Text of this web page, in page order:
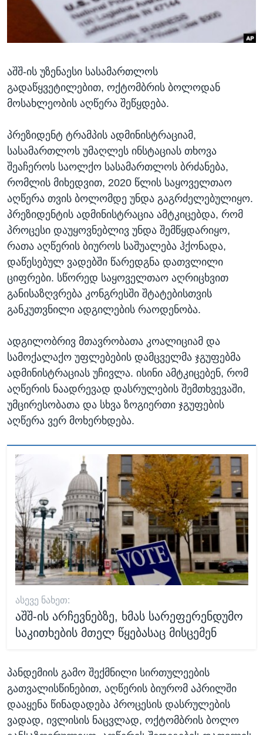
ᲡᲢᲣᲓᲘᲐ ᲕᲐᲨᲘᲜᲒᲢᲝᲜᲘ
ᲔᲙᲝᲜᲝᲛᲘᲙᲐ
ᲯᲐᲜᲛᲠᲗᲔᲚᲝᲑᲐ
ᲘᲜᲢᲔᲠᲕᲘᲣ
ᲙᲣᲚᲢᲣᲠᲐ
ᲓᲔᲖᲘᲜᲤᲝᲠᲛᲐᲪᲘᲐ
Learning English
ენები
აშშ-ის უზენაესი სასამართლოს
გადაწყვეტილებით, ოქტომბრის ბოლოდან
მოსახლეობის აღწერა შეწყდება.
პრეზიდენტ ტრამპის ადმინისტრაციამ,
სასამართლოს უმაღლეს ინსტაციას თხოვა
შეაჩეროს საოლქო სასამართლოს ბრძანება,
რომლის მიხედვით, 2020 წლის საყოველთაო
აღწერა თვის ბოლომდე უნდა გაგრძელებულიყო.
პრეზიდენტის ადმინისტრაცია ამტკიცებდა, რომ
პროცესი დაუყოვნებლივ უნდა შემწყდარიყო,
რათა აღწერის ბიუროს საშუალება ჰქონადა,
დაწესებულ ვადებში წარედგნა დათვლილი
ციფრები. სწორედ საყოველთაო აღრიცხვით
განისაზღვრება კონგრესში შტატებისთვის
განკუთვნილი ადგილების რაოდენობა.
ადგილობრივ მთავრობათა კოალიციამ და
სამოქალაქო უფლებების დამცველმა ჯგუფებმა
ადმინისტრაციას უჩივლა. ისინი ამტკიცებენ, რომ
აღწერის ნაადრევად დასრულების შემთხვევაში,
უმცირესობათა და სხვა ზოგიერთი ჯგუფების
აღწერა ვერ მოხერხდება.
ᲐᲡᲔᲕᲔ ᲜᲐᲮᲔᲗ:
აშშ-ის არჩევნებზე, ხმას სარეფერენდუმო
საკითხების მთელ წყებასაც მისცემენ
პანდემიის გამო შექმნილი სირთულეების
გათვალისწინებით, აღწერის ბიურომ აპრილში
დააყენა წინადადება პროცესის დასრულების
ვადად, ივლისის ნაცვლად, ოქტომბრის ბოლო